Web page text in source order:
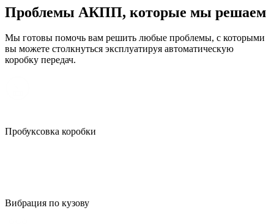
Проблемы АКПП, которые мы решаем
Мы готовы помочь вам решить любые проблемы, с которыми
вы можете столкнуться эксплуатируя автоматическую
коробку передач.
Пробуксовка коробки
Вибрация по кузову